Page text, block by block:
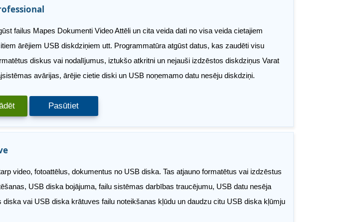
failus Mapes Dokumenti Video Attēli un cita veida dati no visa veida cietajiem
ārējiem USB diskdziņiem utt. Programmatūra atgūst datus, kas zaudēti visu
diskus vai nodalījumus, iztukšo atkritni un nejauši izdzēstos diskdziņus Varat
avārijas, ārējie cietie diski un USB noņemamo datu nesēju diskdziņi.
Pasūtiet
video, fotoattēlus, dokumentus no USB diska. Tas atjauno formatētus vai izdzēstus
USB diska bojājuma, failu sistēmas darbības traucējumu, USB datu nesēja
vai USB diska krātuves failu noteikšanas kļūdu un daudzu citu USB diska kļūmju